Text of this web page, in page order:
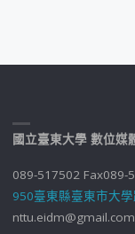
國立臺東大學 數位媒
089-517502 Fax089-
950臺東縣臺東市大
nttu.eidm@gmail.com